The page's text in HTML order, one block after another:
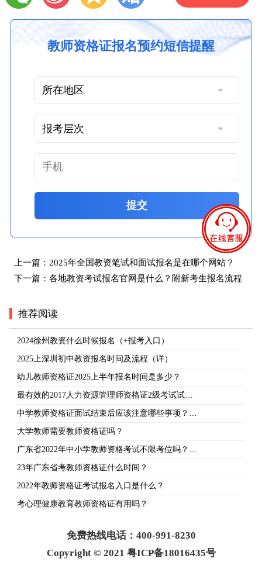
教师资格证报名预约短信提醒
提交
上一篇： 2025年全国教资笔试和面试报名是在哪个网站？
下一篇： 各地教资考试报名官网是什么？附新考生报名流程
推荐阅读
2024徐州教资什么时候报名（+报考入口）
2025上深圳初中教资报名时间及流程（详）
幼儿教师资格证2025上半年报名时间是多少？
最有效的2017人力资源管理师资格证2级考试试…
中学教师资格证面试结束后应该注意哪些事项？…
大学教师需要教师资格证吗？
广东省2022年中小学教师资格考试不限考位吗？…
23年广东省考教师资格证什么时间？
2022年教师资格证考试报名入口是什么？
考心理健康教育教师资格证有用吗？
免费热线电话：400-991-8230
Copyright © 2021 粤ICP备18016435号